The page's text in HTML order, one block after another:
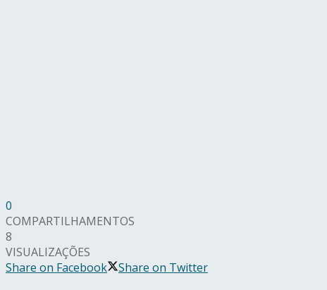
0
COMPARTILHAMENTOS
8
VISUALIZAÇÕES
Share on Facebook
Share on Twitter